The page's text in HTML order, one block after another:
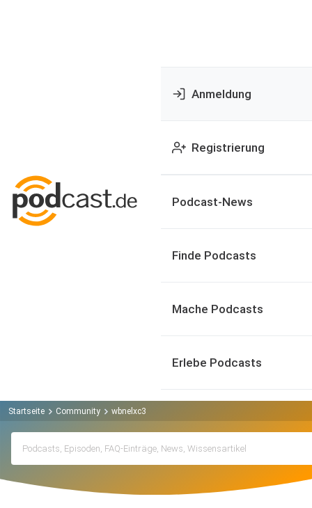
Anmeldung
Registrierung
Podcast-News
Finde Podcasts
Mache Podcasts
Erlebe Podcasts
Startseite Community wbnelxc3